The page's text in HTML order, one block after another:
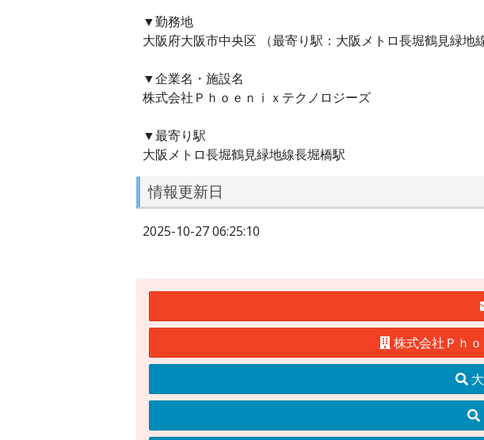
▼勤務地
大阪府大阪市中央区 （最寄り駅：大阪メトロ長堀鶴見緑地
▼企業名・施設名
株式会社Ｐｈｏｅｎｉｘテクノロジーズ
▼最寄り駅
大阪メトロ長堀鶴見緑地線長堀橋駅
情報更新日
2025-10-27 06:25:10
株式会社Ｐｈ